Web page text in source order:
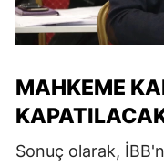
MAHKEME
Sonuç olarak,